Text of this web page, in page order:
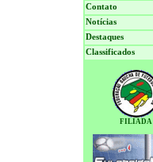
Contato
Notícias
Destaques
Classificados
FILIADA